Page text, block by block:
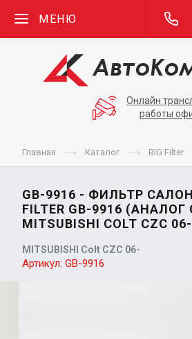
МЕНЮ
Онлайн
работы
Главная Каталог BIG Filter
GB-9916 - ФИЛЬТР
FILTER GB-9916 (АНАЛОГ
MITSUBISHI COLT CZC
MITSUBISHI Colt CZC 06-
Артикул: GB-9916